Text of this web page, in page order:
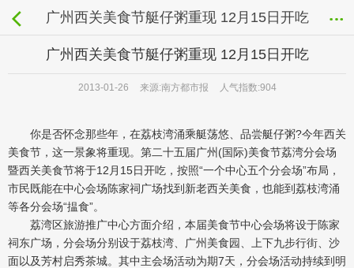
广州西关美食节艇仔粥重现 12月15日开吃
广州西关美食节艇仔粥重现 12月15日开吃
2013-01-26 来源:南方都市报 人气指数:904
你是否怀念那些年，在荔枝湾涌乘艇荡悠、品尝艇仔粥?今年西关
美食节，这一景象将重现。第二十五届广州(国际)美食节荔湾分会场
暨西关美食节将于12月15日开吃，按照“一个中心五个分会场”布局，
市民既能在中心会场陈家祠广场找到新老西关美食，也能到荔枝湾涌
等各分会场“揾食”。
荔湾区旅游推广中心方面介绍，本届美食节中心会场将设于陈家
祠东广场，分会场分别设于荔枝湾、广州美食园、上下九步行街、沙
面以及芳村启秀茶城。其中主会场活动为期7天，分会场活动持续到明